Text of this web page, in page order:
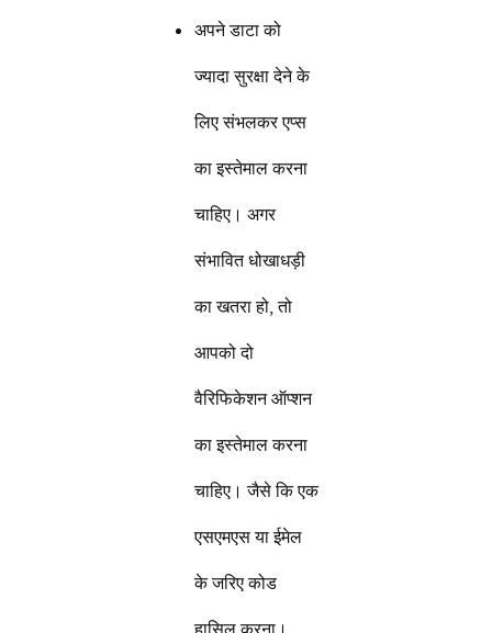
अपने डाटा को
ज्यादा सुरक्षा देने के
लिए संभलकर एप्स
का इस्तेमाल करना
चाहिए। अगर
संभावित धोखाधड़ी
का खतरा हो, तो
आपको दो
वैरिफिकेशन ऑप्शन
का इस्तेमाल करना
चाहिए। जैसे कि एक
एसएमएस या ईमेल
के जरिए कोड
हासिल करना।